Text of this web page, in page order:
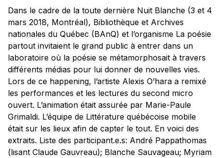
Dans le cadre de la toute dernière Nuit Blanche (3 et 4
mars 2018, Montréal), Bibliothèque et Archives
nationales du Québec (BAnQ) et l’organisme La poésie
partout invitaient le grand public à entrer dans un
laboratoire où la poésie se métamorphosait à travers
différents médias pour lui donner de nouvelles vies.
Lors de ce happening, l’artiste Alexis O’hara a remixé
les performances et les lectures du second micro
ouvert. L’animation était assurée par Marie-Paule
Grimaldi. L’équipe de Littérature québécoise mobile
était sur les lieux afin de capter le tout. En voici des
extraits. Liste des participant.e.s: André Pappathomas
(lisant Claude Gauvreau); Blanche Sauvageau; Myriam